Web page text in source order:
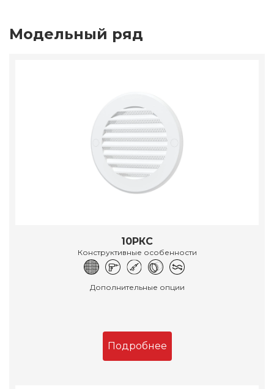
Модельный ряд
10РКС
Конструктивные особенности
Дополнительные опции
Подробнее